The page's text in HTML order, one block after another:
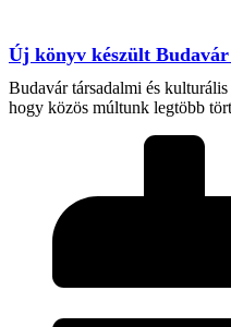
Új könyv készült
Budavár társadalmi és
hogy közös múltunk legtöbb